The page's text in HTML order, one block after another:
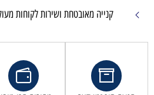
קנייה מאובטחת ושירות לקוחות